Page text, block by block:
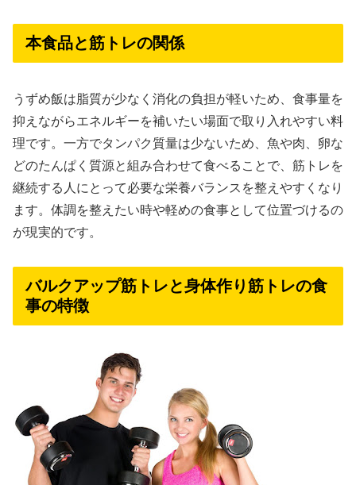
本食品と筋トレの関係
うずめ飯は脂質が少なく消化の負担が軽いため、食事量を
抑えながらエネルギーを補いたい場面で取り入れやすい料
理です。一方でタンパク質量は少ないため、魚や肉、卵な
どのたんぱく質源と組み合わせて食べることで、筋トレを
継続する人にとって必要な栄養バランスを整えやすくなり
ます。体調を整えたい時や軽めの食事として位置づけるの
が現実的です。
バルクアップ筋トレと身体作り筋トレの食
事の特徴